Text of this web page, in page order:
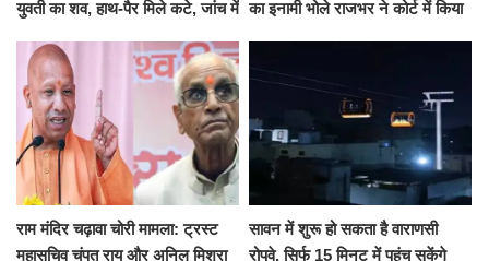
युवती का शव, हाथ-पैर मिले कटे, जांच में का इनामी भोले राजभर ने कोर्ट में किया
राम मंदिर चढ़ावा चोरी मामला: ट्रस्ट
महासचिव चंपत राय और अनिल मिश्रा
सावन में शुरू हो सकता है वाराणसी
रोपवे, सिर्फ 15 मिनट में पहुंच सकेंगे